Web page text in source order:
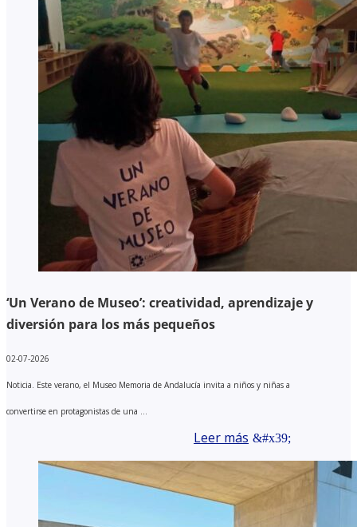
‘Un Verano de Museo’: creatividad, aprendizaje y
diversión para los más pequeños
02-07-2026
Noticia. Este verano, el Museo Memoria de Andalucía invita a niños y niñas a
convertirse en protagonistas de una ...
Leer más